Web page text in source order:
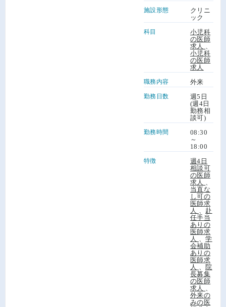
施設形態
クリニ
ック
科目
小児科
の医師
求人
小児科
の医師
求人
職務内容 外来
勤務日数
週5日
(週4日
勤務相
談可)
勤務時間
08:30
～
18:00
特徴
週4日
相談可
の医師
求人
当直な
し可の
医師求
人
赴
任手当
ありの
医師求
人
、学
会補助
ありの
医師求
人
院
長募集
の医師
求人
外来の
みの医